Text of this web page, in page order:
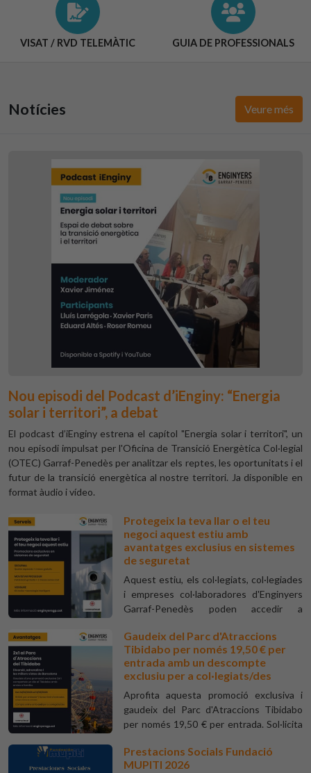
VISAT / RVD TELEMÀTIC GUIA DE PROFESSIONALS
Notícies Veure més
Nou episodi del Podcast d’iEnginy: “Energia
solar i territori”, a debat
El podcast d’iEnginy estrena el capítol "Energia solar i territori", un
nou episodi impulsat per l'Oficina de Transició Energètica Col·legial
(OTEC) Garraf-Penedès per analitzar els reptes, les oportunitats i el
futur de la transició energètica al nostre territori. Ja disponible en
format àudio i vídeo.
Protegeix la teva llar o el teu
negoci aquest estiu amb
avantatges exclusius en sistemes
de seguretat
Aquest estiu, els col·legiats, col·legiades
i empreses col·laboradores d'Enginyers
Garraf-Penedès poden accedir a
seguretat. A més, rebran assessorament
personalitzat per identificar la solució
que millor s'adapti a les seves
necessitats.
Gaudeix del Parc d'Atraccions
Tibidabo per només 19,50 € per
entrada amb un descompte
exclusiu per a col·legiats/des
Aprofita aquesta promoció exclusiva i
gaudeix del Parc d'Atraccions Tibidabo
per només 19,50 € per entrada. Sol·licita
Garraf-Penedès i viu una jornada plena
d'emoció, diversió i unes vistes
Prestacions Socials Fundació
MUPITI 2026